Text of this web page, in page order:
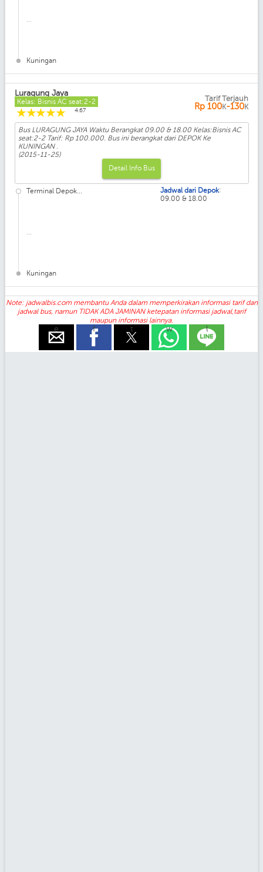
Kuningan
Luragung Jaya
Kelas: Bisnis AC seat:2-2
☆
☆
☆
☆
☆ 4.67
Tarif Terjauh
Rp 100K-130K
Bus LURAGUNG JAYA Waktu Berangkat 09.00 & 18.00 Kelas:Bisnis AC
seat:2-2 Tarif: Rp 100.000. Bus ini berangkat dari DEPOK Ke
KUNINGAN .
(2015-11-25)
Detail Info Bus
Terminal Depok...
Kuningan
Jadwal dari Depok:
09.00 & 18.00
Note: jadwalbis.com membantu Anda dalam memperkirakan informasi tarif dan
jadwal bus, namun TIDAK ADA JAMINAN ketepatan informasi jadwal,tarif
maupun informasi lainnya.
e f t w l